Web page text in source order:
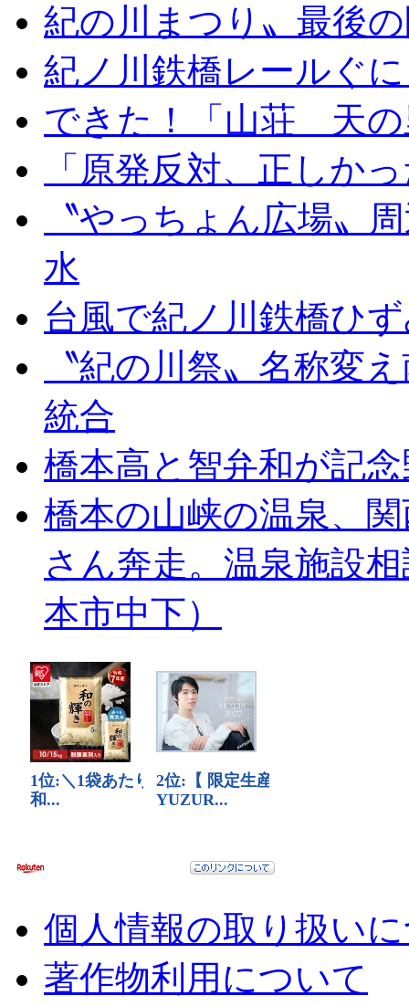
紀の川まつり〟最後
紀ノ川鉄橋レールぐ
できた！「山荘 天の
「原発反対、正しか
〝やっちょん広場〟
水
台風で紀ノ川鉄橋ひ
〝紀の川祭〟名称変
統合
橋本高と智弁和が記
橋本の山峡の温泉、
さん奔走。温泉施設
本市中下）
個人情報の取り扱い
著作物利用について